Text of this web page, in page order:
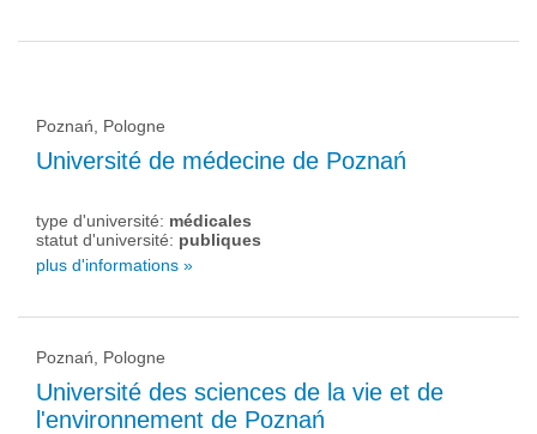
Poznań, Pologne
Université de médecine de Poznań
type d'université: médicales
statut d'université: publiques
plus d'informations »
Poznań, Pologne
Université des sciences de la vie et de
l'environnement de Poznań